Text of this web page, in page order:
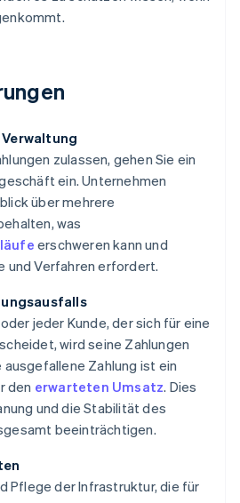
zulassen, gehen Sie ein
ein. Unternehmen
über mehrere
was
erschweren kann und
und Verfahren erfordert.
jeder Kunde, der sich für eine
wird seine Zahlungen
ausgefallene Zahlung ist ein
den erwarteten Umsatz. Dies
und die Stabilität des
beeinträchtigen.
Pflege der Infrastruktur, die für